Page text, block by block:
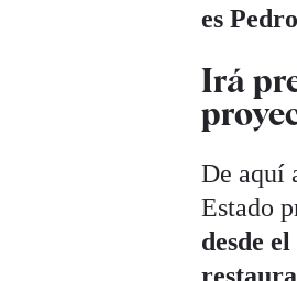
es
Irá
De aquí
Estado
desde